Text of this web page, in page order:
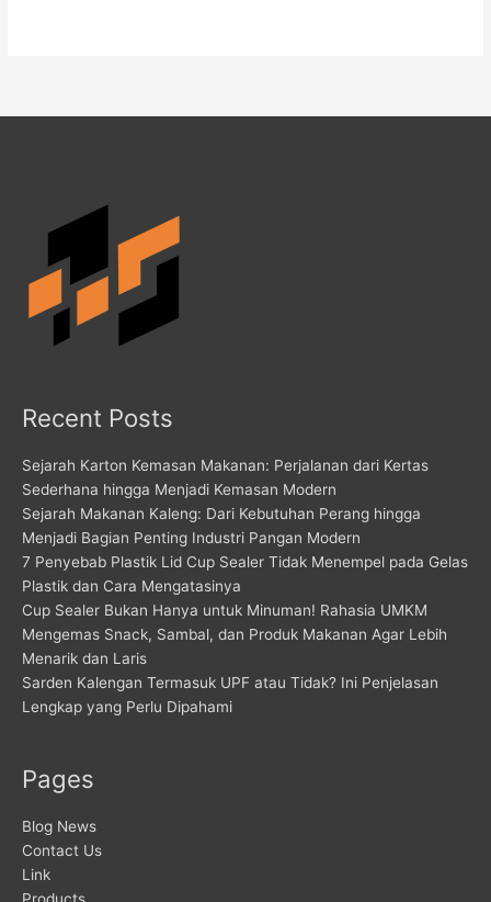
Recent Posts
Sejarah Karton Kemasan Makanan: Perjalanan dari Kertas
Sederhana hingga Menjadi Kemasan Modern
Sejarah Makanan Kaleng: Dari Kebutuhan Perang hingga
Menjadi Bagian Penting Industri Pangan Modern
7 Penyebab Plastik Lid Cup Sealer Tidak Menempel pada Gelas
Plastik dan Cara Mengatasinya
Cup Sealer Bukan Hanya untuk Minuman! Rahasia UMKM
Mengemas Snack, Sambal, dan Produk Makanan Agar Lebih
Menarik dan Laris
Sarden Kalengan Termasuk UPF atau Tidak? Ini Penjelasan
Lengkap yang Perlu Dipahami
Pages
Blog News
Contact Us
Link
Products